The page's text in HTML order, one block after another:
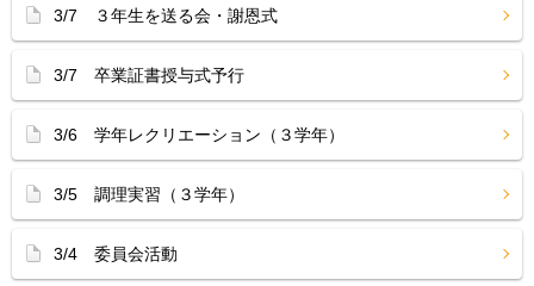
3/7 ３年生を送る会・謝恩式
3/7 卒業証書授与式予行
3/6 学年レクリエーション（３学年）
3/5 調理実習（３学年）
3/4 委員会活動